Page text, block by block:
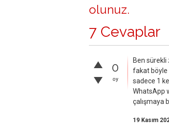
olunuz.
7 Cevaplar
0
oy
Ben sürekli
fakat böyle
sadece 1
WhatsApp
çalışmaya
19 Kasım